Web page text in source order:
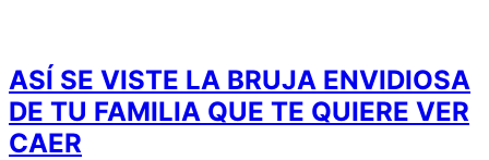
ASÍ SE VISTE LA BRUJA ENVIDIOSA
DE TU FAMILIA QUE TE QUIERE VER
CAER